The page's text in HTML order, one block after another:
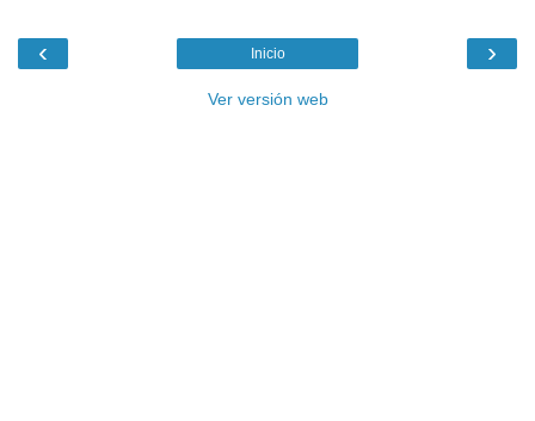
‹ ›
Inicio
Ver versión web